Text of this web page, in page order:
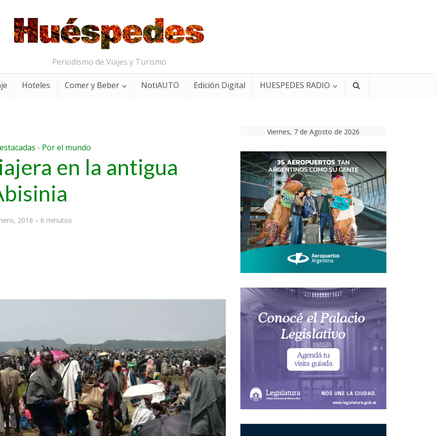
Periodismo de Viajes y Turismo
Hoteles Comer y Beber NotiAUTO Edición Digital HUESPEDES RADIO
• Por el mundo
en la antigua
2018 6 minutos
Viernes, 7 de Agosto de 2026